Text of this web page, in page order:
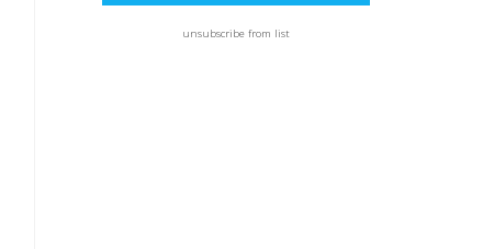
unsubscribe from list